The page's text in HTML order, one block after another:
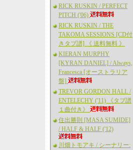
RICK RUSKIN / PERFECT
PITCH ('06)
RICK RUSKIN / THE
TAKOMA SESSIONS [CD付
きタブ譜] 《 送料無料 》
KIERAN MURPHY
[KYRAN DANIEL] / Always,
Francesca [オーストラリア
盤]
TREVOR GORDON HALL /
ENTELECHY ('11) 《タブ譜
１曲付き》
住出勝則 [MASA SUMIDE]
/ HALF & HALF ('12)
川畑トモアキ / シーナリー: